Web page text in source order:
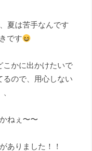
夏は苦手なんです
です
こかに出かけたいで
るので、用心しない
ねぇ〜〜
ありました！！